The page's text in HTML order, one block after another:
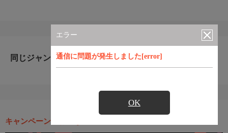
エラー
通信に問題が発生しました[error]
OK
同じジャンルのおすすめ番組
キャンペーン・お得な情報